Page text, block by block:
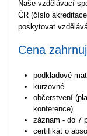
Naše vzdělávací
ČR (číslo
poskytovat
Cena
podkladové
kurzovné
občerstvení
konference)
záznam - do 7
certifikát o